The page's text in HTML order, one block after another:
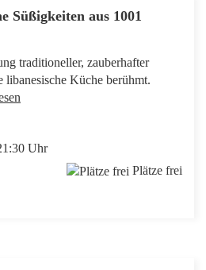
Süßigkeiten aus 1001
traditioneller, zauberhafter
libanesische Küche berühmt.
Uhr
Plätze frei